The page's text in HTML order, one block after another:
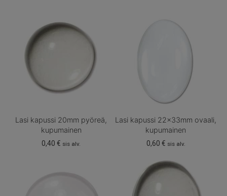
Lasi kapussi 20mm pyöreä,
kupumainen
0,40€ sis alv.
Lasi kapussi 22x33mm ovaali,
kupumainen
0,60 € sis alv.